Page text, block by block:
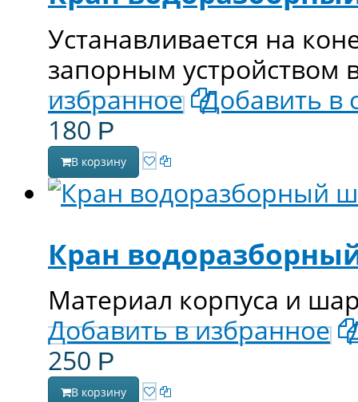
Устанавливается на
запорным устройством
избранное Добавить в
180 Р
В корзину
Кран
Материал корпуса и
Добавить в избранное
250 Р
В корзину